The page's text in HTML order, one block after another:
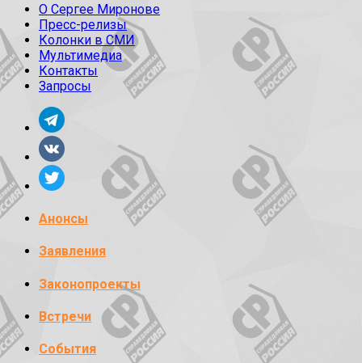
О Сергее Миронове
Пресс-релизы
Колонки в СМИ
Мультимедиа
Контакты
Запросы
Анонсы
Заявления
Законопроекты
Встречи
События